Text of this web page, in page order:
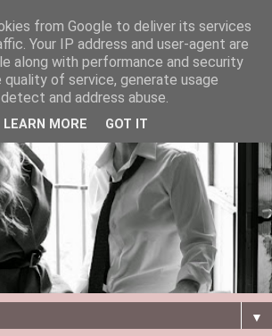
▼
from Google to deliver its services
Your IP address and user-agent are
along with performance and security
of service, generate usage
and address abuse.
LEARN MORE GOT IT